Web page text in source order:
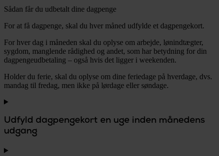
Sådan får du udbetalt dine dagpenge
For at få dagpenge, skal du hver måned udfylde et dagpengekort.
For hver dag i måneden skal du oplyse om arbejde, lønindtægter,
sygdom, manglende rådighed og andet, som har betydning for din
dagpengeudbetaling – også hvis det ligger i weekenden.
Holder du ferie, skal du oplyse om dine feriedage på hverdage, dvs.
mandag til fredag, men ikke på lørdage eller søndage.
Udfyld dagpengekort en uge inden månedens
udgang